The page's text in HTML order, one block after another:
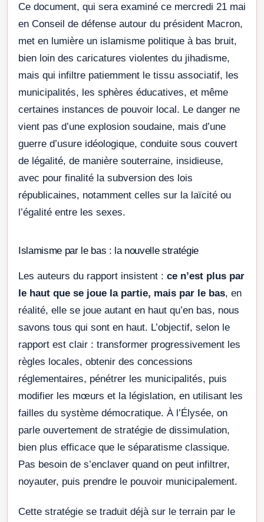
Ce document, qui sera examiné ce mercredi 21 mai
en Conseil de défense autour du président Macron,
met en lumière un islamisme politique à bas bruit,
bien loin des caricatures violentes du jihadisme,
mais qui infiltre patiemment le tissu associatif, les
municipalités, les sphères éducatives, et même
certaines instances de pouvoir local. Le danger ne
vient pas d’une explosion soudaine, mais d’une
guerre d’usure idéologique, conduite sous couvert
de légalité, de manière souterraine, insidieuse,
avec pour finalité la subversion des lois
républicaines, notamment celles sur la laïcité ou
l’égalité entre les sexes.
Islamisme par le bas : la nouvelle stratégie
Les auteurs du rapport insistent : ce n’est plus par
le haut que se joue la partie, mais par le bas, en
réalité, elle se joue autant en haut qu’en bas, nous
savons tous qui sont en haut. L’objectif, selon le
rapport est clair : transformer progressivement les
règles locales, obtenir des concessions
réglementaires, pénétrer les municipalités, puis
modifier les mœurs et la législation, en utilisant les
failles du système démocratique. À l’Élysée, on
parle ouvertement de stratégie de dissimulation,
bien plus efficace que le séparatisme classique.
Pas besoin de s’enclaver quand on peut infiltrer,
noyauter, puis prendre le pouvoir municipalement.
Cette stratégie se traduit déjà sur le terrain par le